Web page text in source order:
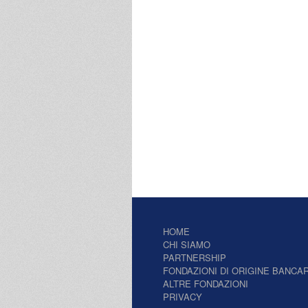
HOME
CHI SIAMO
PARTNERSHIP
FONDAZIONI DI ORIGINE
ALTRE FONDAZIONI
PRIVACY